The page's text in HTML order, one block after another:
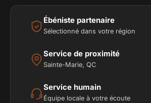
Ébéniste partenaire
Sélectionné dans votre région
Service de proximité
Sainte-Marie, QC
Service humain
Équipe locale à votre écoute